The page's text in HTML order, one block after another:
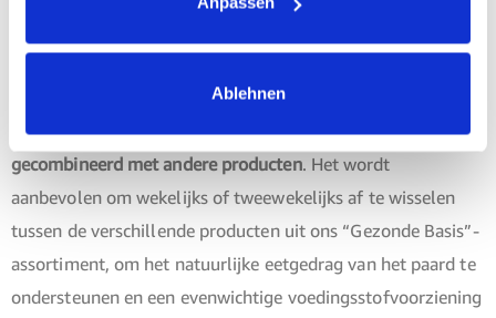
Ablehnen
producten combineren?
Ja, OKAPI Wilde Bessenkan probleemloos worden
gecombineerd met andere producten. Het wordt
aanbevolen om wekelijks of tweewekelijks af te wisselen
tussen de verschillende producten uit ons “Gezonde Basis”-
assortiment, om het natuurlijke eetgedrag van het paard te
ondersteunen en een evenwichtige voedingsstofvoorziening